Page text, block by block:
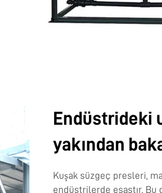
Endüstrideki
yakından
Kuşak süzgeç presleri,
endüstrilerde esastır.